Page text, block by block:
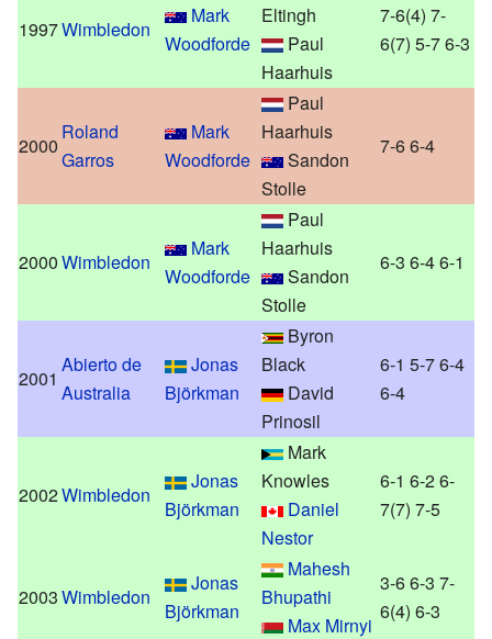
1997Wimbledon
Mark
Woodforde
Eltingh
Paul
Haarhuis
7-6(4) 7-
6(7) 5-7 6-3
2000
Roland
Garros
Mark
Woodforde
Paul
Haarhuis
Sandon
Stolle
7-6 6-4
2000Wimbledon
Mark
Woodforde
Paul
Haarhuis
Sandon
Stolle
6-3 6-4 6-1
2001
Abierto de
Australia
Jonas
Björkman
Byron
Black
David
Prinosil
6-1 5-7 6-4
6-4
2002Wimbledon
Jonas
Björkman
Mark
Knowles
Daniel
Nestor
6-1 6-2 6-
7(7) 7-5
2003Wimbledon
Jonas
Björkman
Mahesh
Bhupathi
Max Mirnyi
3-6 6-3 7-
6(4) 6-3